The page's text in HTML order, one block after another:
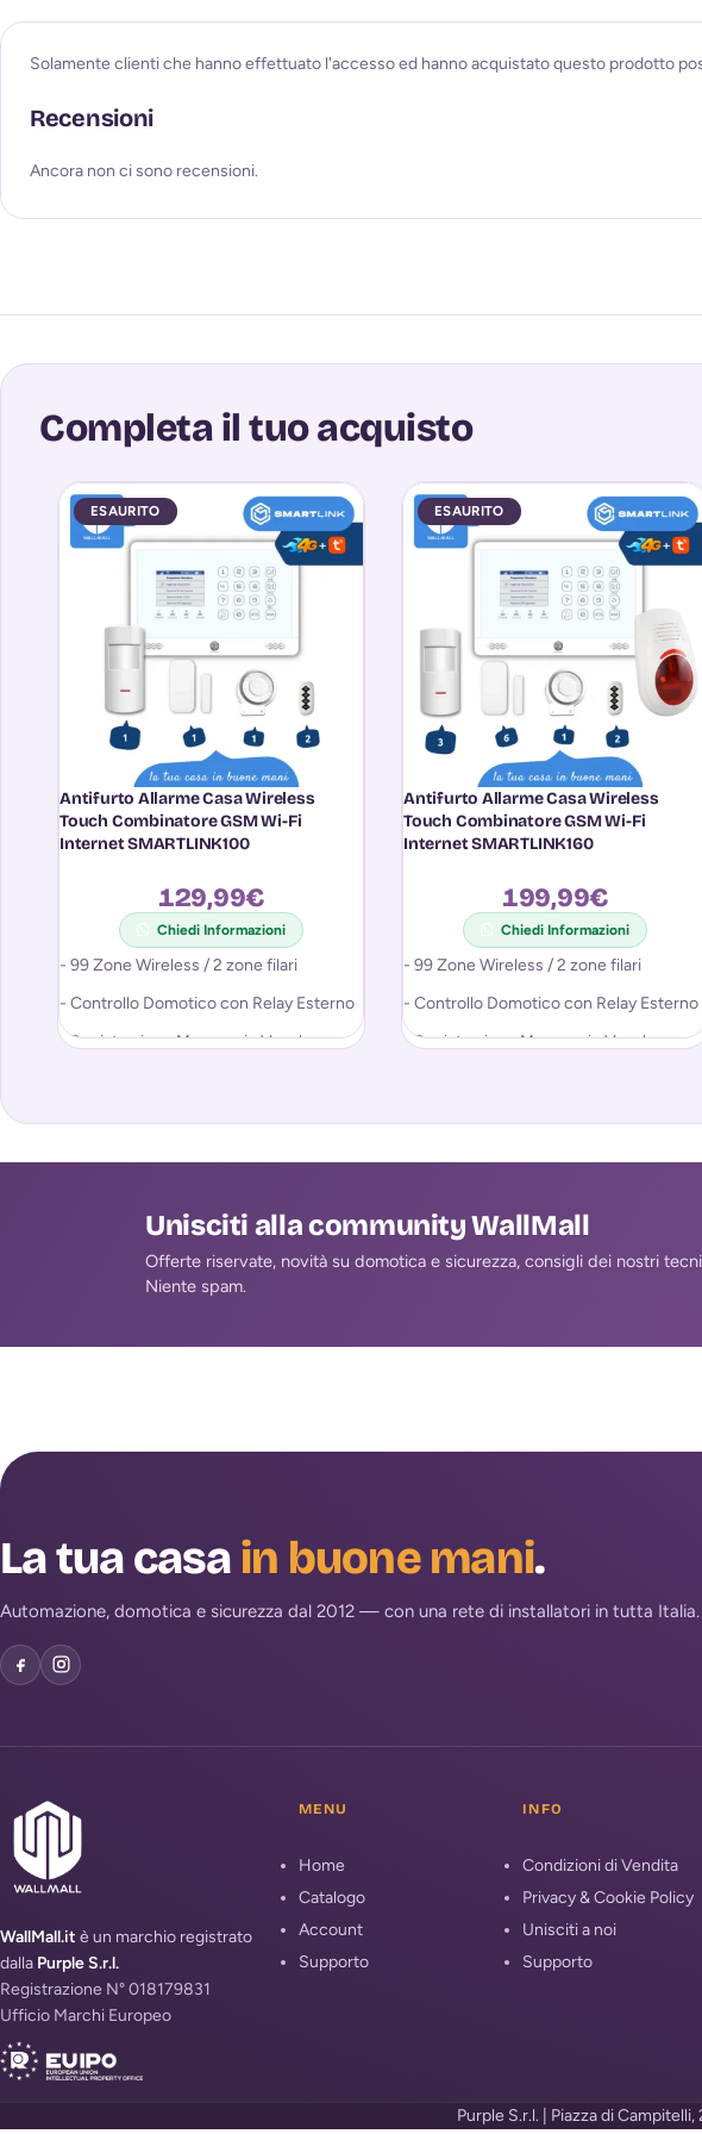
Recensioni
Ancora non ci sono recensioni.
Solamente clienti che hanno effettuato l'accesso ed hanno acquistato questo prodotto
Completa il tuo acquisto
ESAURITO
Antifurto Allarme Casa Wireless
Touch Combinatore GSM Wi-Fi
Internet SMARTLINK100
129,99€
Chiedi Informazioni
- 99 Zone Wireless / 2 zone filari
- Controllo Domotico con Relay Esterno
- Registrazione Messaggio Vocale per
ESAURITO
Antifurto Allarme Casa Wireless
Touch Combinatore GSM Wi-Fi
Internet SMARTLINK160
199,99€
Chiedi Informazioni
- 99 Zone Wireless / 2 zone filari
- Controllo Domotico con Relay Esterno
- Registrazione Messaggio Vocale per
Unisciti alla community WallMall
Offerte riservate, novità su domotica e sicurezza, consigli dei nostri
Niente spam.
La tua casa in buone mani.
Automazione, domotica e sicurezza dal 2012 — con una rete di installatori in tutta Italia.
WallMall.it è un marchio registrato
dalla Purple S.r.l.
Registrazione N° 018179831
Ufficio Marchi Europeo
MENU
Home
Catalogo
Account
Supporto
INFO
Condizioni di Vendita
Privacy & Cookie Policy
Unisciti a noi
Supporto
Purple S.r.l. | Piazza di